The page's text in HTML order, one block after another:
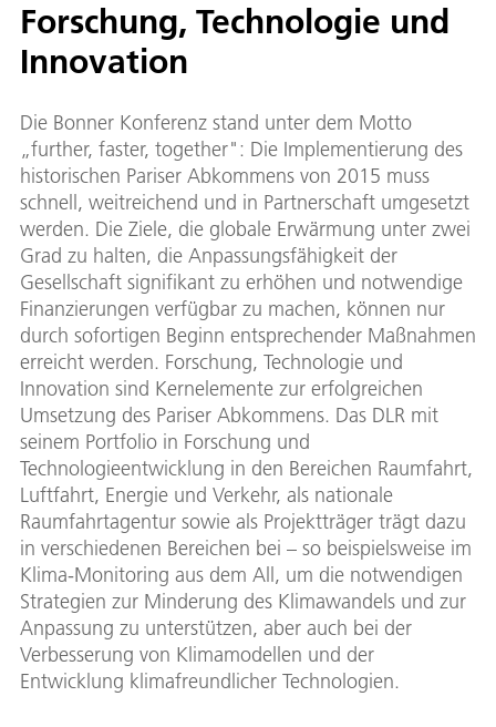
Forschung, Technologie und
Innovation
Die Bonner Konferenz stand unter dem Motto
„further, faster, together": Die Implementierung des
historischen Pariser Abkommens von 2015 muss
schnell, weitreichend und in Partnerschaft umgesetzt
werden. Die Ziele, die globale Erwärmung unter zwei
Grad zu halten, die Anpassungsfähigkeit der
Gesellschaft signifikant zu erhöhen und notwendige
Finanzierungen verfügbar zu machen, können nur
durch sofortigen Beginn entsprechender Maßnahmen
erreicht werden. Forschung, Technologie und
Innovation sind Kernelemente zur erfolgreichen
Umsetzung des Pariser Abkommens. Das DLR mit
seinem Portfolio in Forschung und
Technologieentwicklung in den Bereichen Raumfahrt,
Luftfahrt, Energie und Verkehr, als nationale
Raumfahrtagentur sowie als Projektträger trägt dazu
in verschiedenen Bereichen bei – so beispielsweise im
Klima-Monitoring aus dem All, um die notwendigen
Strategien zur Minderung des Klimawandels und zur
Anpassung zu unterstützen, aber auch bei der
Verbesserung von Klimamodellen und der
Entwicklung klimafreundlicher Technologien.